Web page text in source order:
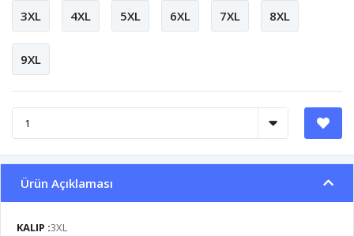
3XL 4XL 5XL 6XL 7XL 8XL
9XL
Ürün Açıklaması
KALIP :3XL